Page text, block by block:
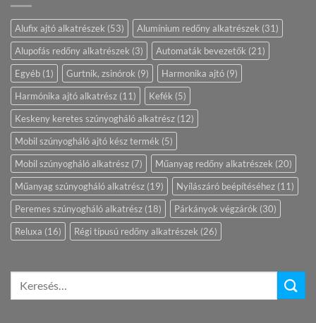
Alufix ajtó alkatrészek (53) Alumínium redőny alkatrészek (31)
Alupofás redőny alkatrészek (3) Automaták bevezetők (21)
Egyéb (1) Gurtnik, zsinórok (9) Harmonika ajtó (9)
Harmónika ajtó alkatrész (11) Kefék (5)
Keskeny keretes szúnyogháló alkatrész (12)
Mobil szúnyogháló ajtó kész termék (5)
Mobil szúnyogháló alkatrész (7) Műanyag redőny alkatrészek (20)
Műanyag szúnyogháló alkatrész (19) Nyílászáró beépítéséhez (11)
Peremes szúnyogháló alkatrész (18) Párkányok végzárók (30)
Reluxa (16) Régi típusú redőny alkatrészek (26)